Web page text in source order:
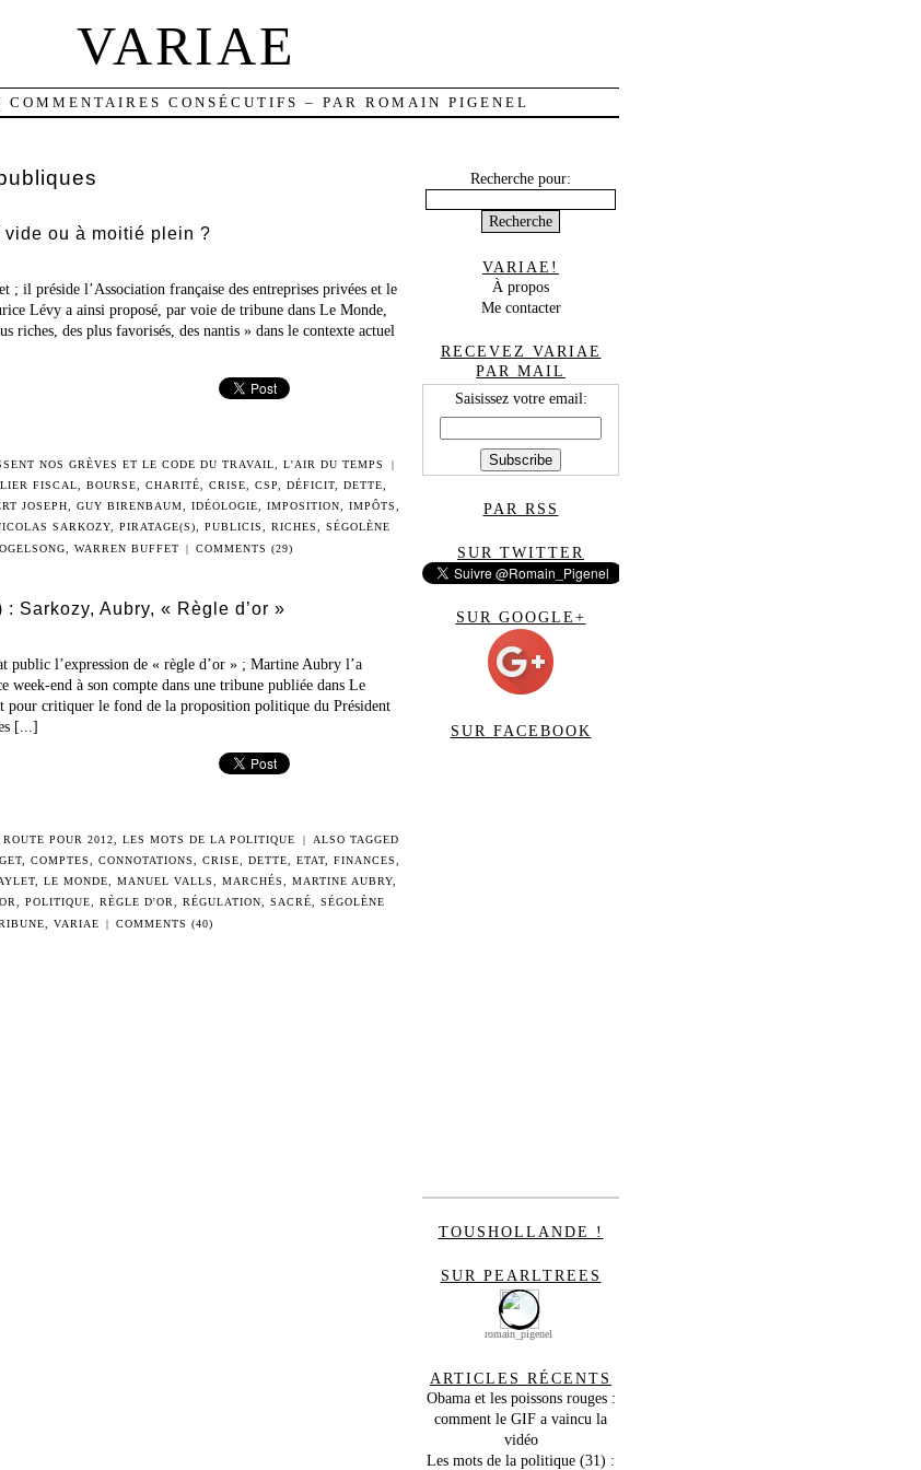
VARIAE
COMMENTAIRES CONSÉCUTIFS – PAR ROMAIN PIGENEL
vide ou à moitié plein ?
; il préside l’Association française des entreprises privées et le
Lévy a ainsi proposé, par voie de tribune dans Le Monde,
riches, des plus favorisés, des nantis » dans le contexte actuel
NOS GRÈVES ET LE CODE DU TRAVAIL ,L'AIR DU TEMPS
|
FISCAL BOURSE CHARITÉ CRISE CSP DÉFICIT DETTE
JOSEPH GUY BIRENBAUM IDÉOLOGIE IMPOSITION IMPÔTS
SARKOZY PIRATAGE(S) PUBLICIS RICHES
SÉGOLÈNE
WARREN BUFFET | COMMENTS (29)
Sarkozy, Aubry, « Règle d’or »
public l’expression de « règle d’or » ; Martine Aubry l’a
week-end à son compte dans une tribune publiée dans Le
pour critiquer le fond de la proposition politique du Président
[...]
ROUTE POUR 2012 ,LES MOTS DE LA POLITIQUE |
ALSO TAGGED
COMPTES CONNOTATIONS CRISE DETTE ETAT FINANCES
, LE MONDE MANUEL VALLS MARCHÉS MARTINE AUBRY,
POLITIQUE RÈGLE D'OR RÉGULATION SACRÉ
SÉGOLÈNE
VARIAE | COMMENTS (40)
Recherche pour:
VARIAE!
À propos
Me contacter
RECEVEZ VARIAE
PAR MAIL
Saisissez votre email:
PAR RSS
SUR TWITTER
SUR GOOGLE+
SUR FACEBOOK
TOUSHOLLANDE !
SUR PEARLTREES
romain_pigenel
ARTICLES RÉCENTS
Obama et les poissons rouges :
comment le GIF a vaincu la
vidéo
Les mots de la politique (31) :